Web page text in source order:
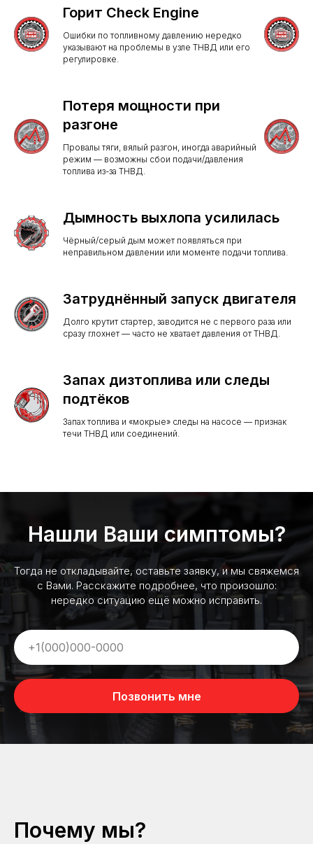
Горит Check Engine
Ошибки по топливному давлению нередко
указывают на проблемы в узле ТНВД или его
регулировке.
Потеря мощности при
разгоне
Провалы тяги, вялый разгон, иногда аварийный
режим — возможны сбои подачи/давления
топлива из-за ТНВД.
Дымность выхлопа усилилась
Чёрный/серый дым может появляться при
неправильном давлении или моменте подачи топлива.
Затруднённый запуск двигателя
Долго крутит стартер, заводится не с первого раза или
сразу глохнет — часто не хватает давления от ТНВД.
Запах дизтоплива или следы
подтёков
Запах топлива и «мокрые» следы на насосе — признак
течи ТНВД или соединений.
Нашли Ваши симптомы?
Тогда не откладывайте, оставьте заявку, и мы свяжемся
с Вами. Расскажите подробнее, что произошло:
нередко ситуацию ещё можно исправить.
Позвонить мне
Почему мы?